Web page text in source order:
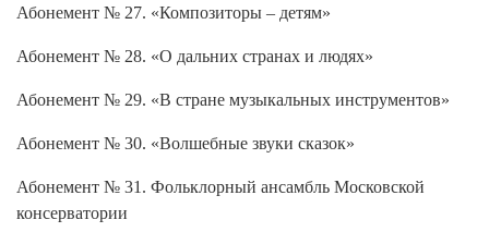
Абонемент № 27. «Композиторы – детям»
Абонемент № 28. «О дальних странах и людях»
Абонемент № 29. «В стране музыкальных инструментов»
Абонемент № 30. «Волшебные звуки сказок»
Абонемент № 31. Фольклорный ансамбль Московской
консерватории